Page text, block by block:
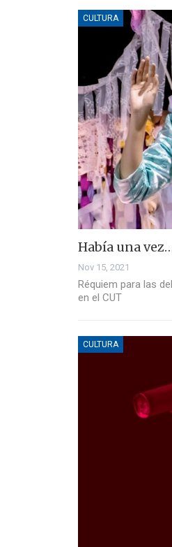
CULTURA
Había una
Nov 15, 2021
Réquiem para las
en el CUT
CULTURA